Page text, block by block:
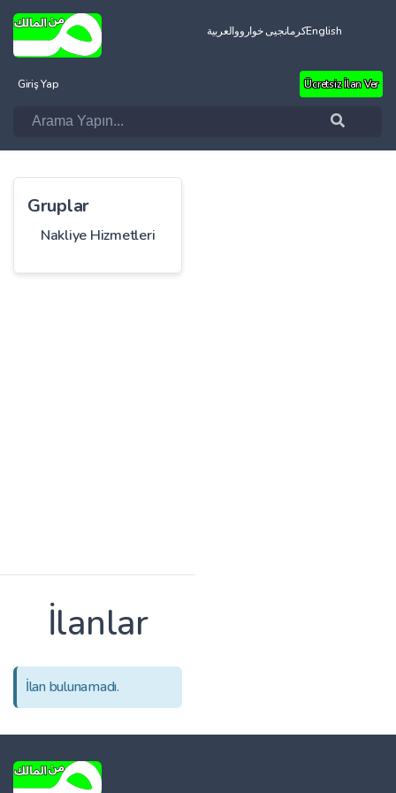
العربيةکرمانجیی خوارووEnglish
Giriş Yap Ücretsiz İlan Ver
Gruplar
Nakliye Hizmetleri
İlanlar
İlan bulunamadı.